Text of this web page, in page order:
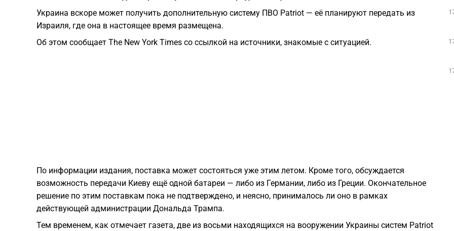
Украина вскоре может получить дополнительную систему ПВО Patriot — её планируют передать из
Израиля, где она в настоящее время размещена.
Об этом сообщает The New York Times со ссылкой на источники, знакомые с ситуацией.
По информации издания, поставка может состояться уже этим летом. Кроме того, обсуждается
возможность передачи Киеву ещё одной батареи — либо из Германии, либо из Греции. Окончательное
решение по этим поставкам пока не подтверждено, и неясно, принималось ли оно в рамках
действующей администрации Дональда Трампа.
Тем временем, как отмечает газета, две из восьми находящихся на вооружении Украины систем Patriot